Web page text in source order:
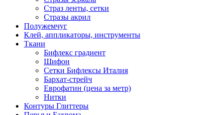
Страз ленты, сетки
Стразы акрил
Полужемчуг
Клей, аппликаторы, инструменты
Ткани
Бифлекс градиент
Шифон
Сетки Бифлексы Италия
Бархат-стрейч
Еврофатин (цена за метр)
Нитки
Контуры Глиттеры